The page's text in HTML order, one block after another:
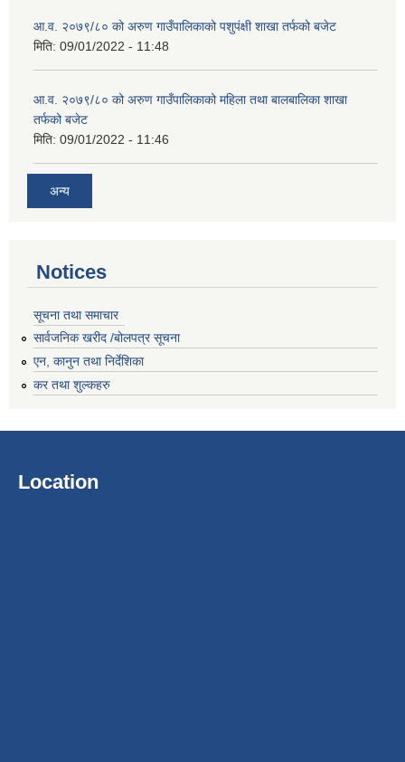
आ.व. २०७९/८० को अरुण गाउँपालिकाको पशुपंक्षी शाखा तर्फको बजेट
मिति: 09/01/2022 - 11:48
आ.व. २०७९/८० को अरुण गाउँपालिकाको महिला तथा बालबालिका शाखा
तर्फको बजेट
मिति: 09/01/2022 - 11:46
अन्य
Notices
सूचना तथा समाचार
सार्वजनिक खरीद /बोलपत्र सूचना
एन, कानुन तथा निर्देशिका
कर तथा शुल्कहरु
Location